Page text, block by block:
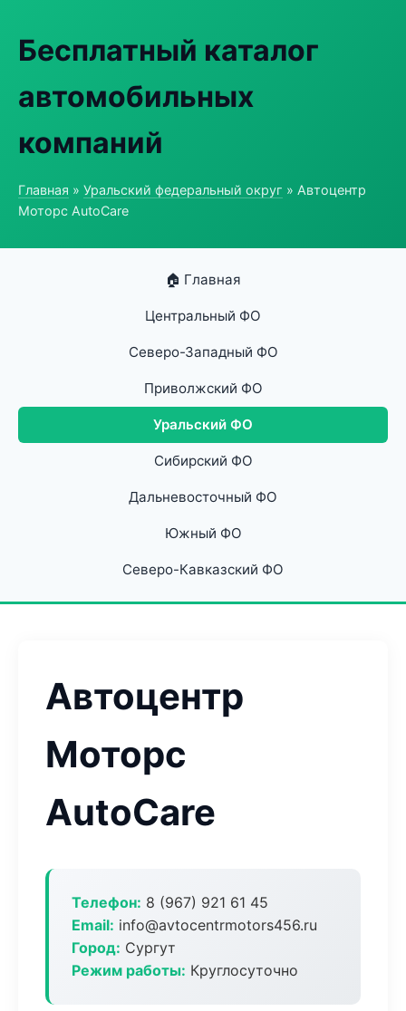
Бесплатный каталог
автомобильных
компаний
Главная » Уральский федеральный округ » Автоцентр
Моторс AutoCare
🏠 Главная
Центральный ФО
Северо-Западный ФО
Приволжский ФО
Уральский ФО
Сибирский ФО
Дальневосточный ФО
Южный ФО
Северо-Кавказский ФО
Автоцентр
Моторс
AutoCare
Телефон: 8 (967) 921 61 45
Email: info@avtocentrmotors456.ru
Город: Сургут
Режим работы: Круглосуточно